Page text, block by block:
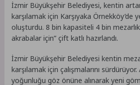
İzmir Büyükşehir Belediyesi, kentin
karşılamak için Karşıyaka Örnekköy’de
oluşturdu. 8 bin kapasiteli 4 bin
akrabalar için” çift katlı hazırlandı.
İzmir Büyükşehir Belediyesi kentin
karşılamak için çalışmalarını
yoğunluğu göz önüne alınarak yeni